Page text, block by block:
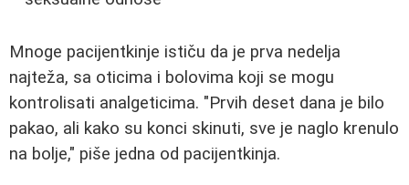
Mnoge pacijentkinje ističu da je prva nedelja
najteža, sa oticima i bolovima koji se mogu
kontrolisati analgeticima. "Prvih deset dana je bilo
pakao, ali kako su konci skinuti, sve je naglo krenulo
na bolje," piše jedna od pacijentkinja.